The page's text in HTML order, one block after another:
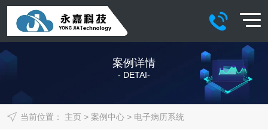
案例详情
- DETAI-
当前位置： 主页> 案例中心> 电子病历系统